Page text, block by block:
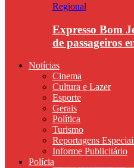
Regional
Expresso Bom
de passageiros
Notícias
Cinema
Cultura e Lazer
Esporte
Gerais
Política
Turismo
Reportagens
Informe Publicitário
Polícia